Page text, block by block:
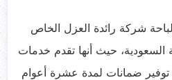
شركة رائدة العزل الخاص
السعودية، حيث أنها تقدم خدمات
ضمانات لمدة عشرة أعوام